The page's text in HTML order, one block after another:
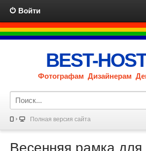
Войти
BEST-
Фотографам Дизайнерам
Полная версия сайта
Весенняя рамка